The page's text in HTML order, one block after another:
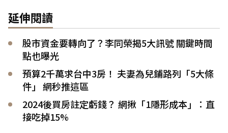
延伸閱讀
股市資金要轉向了？李同榮揭5大訊號 關鍵時間
點也曝光
預算2千萬求台中3房！ 夫妻為兒鋪路列「5大條
件」 網秒推這區
2024後買房註定虧錢？ 網揪「1隱形成本」：直
接吃掉15%